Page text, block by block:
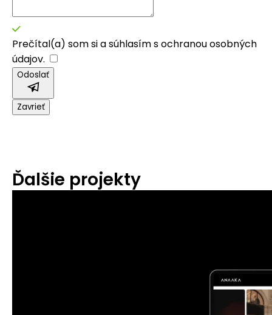
Prečítal(a) som si a súhlasím sochranou osobných
údajov.
Odoslať
Zavrieť
Ďalšie projekty